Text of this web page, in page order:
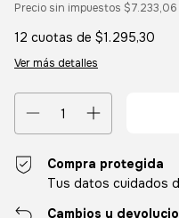
Precio sin impuestos $7.233,06
12 cuotas de $1.295,30
Ver más detalles
Compra protegida
Tus datos cuidados
Cambios y